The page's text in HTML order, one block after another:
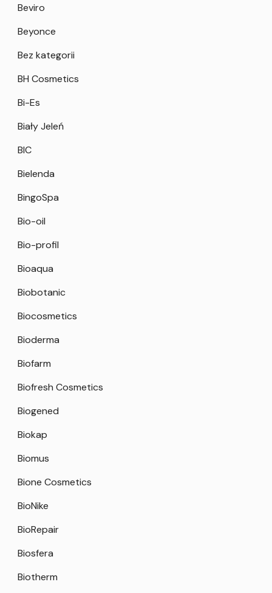
Beviro
Beyonce
Bez kategorii
BH Cosmetics
Bi-Es
Biały Jeleń
BIC
Bielenda
BingoSpa
Bio-oil
Bio-profil
Bioaqua
Biobotanic
Biocosmetics
Bioderma
Biofarm
Biofresh Cosmetics
Biogened
Biokap
Biomus
Bione Cosmetics
BioNike
BioRepair
Biosfera
Biotherm